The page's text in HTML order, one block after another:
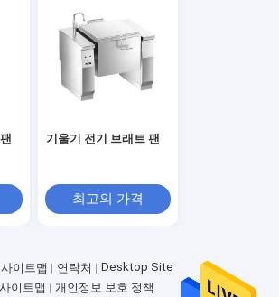
기울기 전기 브래트 팬
최고의 가격
사이트맵 연락처
Desktop Site
사이트맵
개인정보 보호 정책